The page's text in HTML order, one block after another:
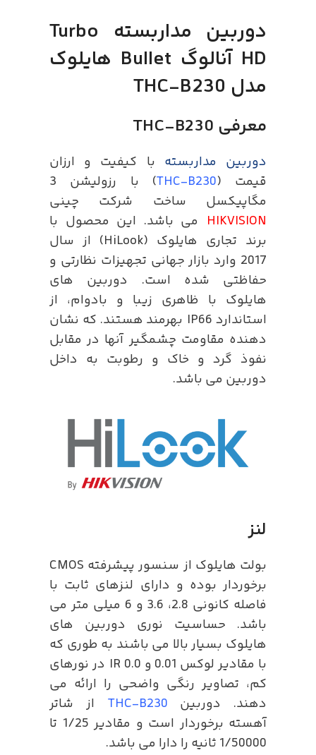
دوربین مداربسته Turbo
HD آنالوگ Bullet هایلوک
مدل THC-B230
معرفی THC-B230
دوربین مداربسته با کیفیت و ارزان
قیمت (THC-B230
) با رزولیشن 3
مگاپیکسل ساخت شرکت چینی
HIKVISION می باشد. این محصول با
برند تجاری هایلوک (HiLook) از سال
2017 وارد بازار جهانی تجهیزات نظارتی و
حفاظتی شده است. دوربین های
هایلوک با ظاهری زیبا و بادوام، از
استاندارد IP66 بهرمند هستند. که نشان
دهنده مقاومت چشمگیر آنها در مقابل
نفوذ گرد و خاک و رطوبت به داخل
دوربین می باشد.
لنز
بولت هایلوک از سنسور پیشرفته CMOS
برخوردار بوده و دارای لنزهای ثابت با
فاصله کانونی 2.8، 3.6 و 6 میلی متر می
باشد. حساسیت نوری دوربین های
هایلوک بسیار بالا می باشند به طوری که
با مقادیر لوکس 0.01 و 0.0 IR در نورهای
کم، تصاویر رنگی واضحی را ارائه می
دهند. دوربین THC-B230
از شاتر
آهسته برخوردار است و مقادیر 1/25 تا
1/50000 ثانیه را دارا می باشد.